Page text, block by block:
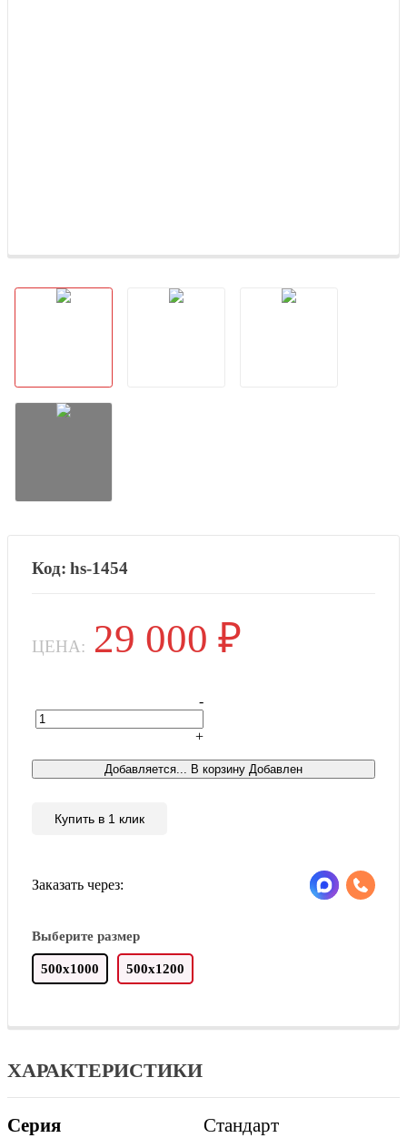
hs-1454
ЦЕНА: 29 000₽
-
+
Добавляется... В корзину Добавлен
Купить в 1 клик
Заказать через:
Выберите размер
500х1000 500х1200
ХАРАКТЕРИСТИКИ
Серия Стандарт